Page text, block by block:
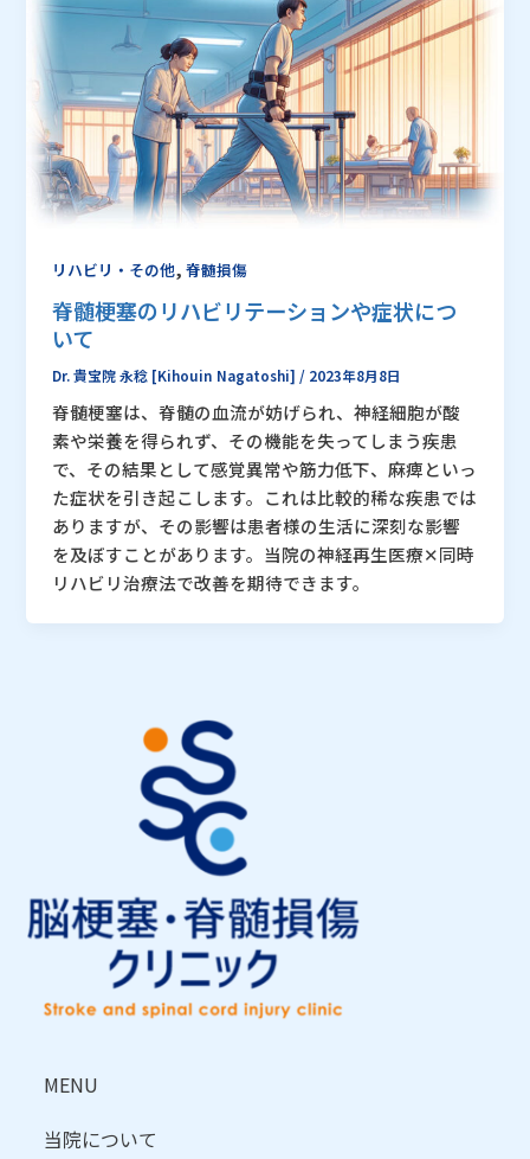
リハビリ・その他,脊髄損傷
脊髄梗塞のリハビリテーションや症状につ
いて
Dr. 貴宝院 永稔 [Kihouin Nagatoshi] / 2023年8月8日
脊髄梗塞は、脊髄の血流が妨げられ、神経細胞が酸
素や栄養を得られず、その機能を失ってしまう疾患
で、その結果として感覚異常や筋力低下、麻痺といっ
た症状を引き起こします。これは比較的稀な疾患では
ありますが、その影響は患者様の生活に深刻な影響
を及ぼすことがあります。当院の神経再生医療✕同時
リハビリ治療法で改善を期待できます。
MENU
当院について